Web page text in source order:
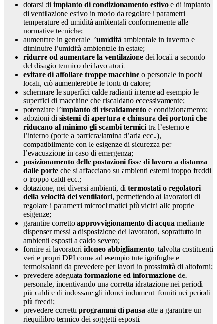
dotarsi di impianto di condizionamento estivo e di impianto
di ventilazione estivo in modo da regolare i parametri
temperature ed umidità ambientali conformemente alle
normative tecniche;
aumentare in generale l’umidità ambientale in inverno e
diminuire l’umidità ambientale in estate;
ridurre od aumentare la ventilazione dei locali a secondo
del disagio termico dei lavoratori;
evitare di affollare troppe macchine o personale in pochi
locali, ciò aumenterebbe le fonti di calore;
schermare le superfici calde radianti interne ad esempio le
superfici di macchine che riscaldano eccessivamente;
potenziare l’impianto di riscaldamento e condizionamento;
adozioni di sistemi di apertura e chiusura dei portoni che
riducano al minimo gli scambi termici tra l’esterno e
l’interno (porte a barriera/lamina d’aria ecc..),
compatibilmente con le esigenze di sicurezza per
l’evacuazione in caso di emergenza;
posizionamento delle postazioni fisse di lavoro a distanza
dalle porte che si affacciano su ambienti esterni troppo freddi
o troppo caldi ecc.;
dotazione, nei diversi ambienti, di termostati o regolatori
della velocità dei ventilatori, permettendo ai lavoratori di
regolare i parametri microclimatici più vicini alle proprie
esigenze;
garantire corretto approvvigionamento di acqua mediante
dispenser messi a disposizione dei lavoratori, soprattutto in
ambienti esposti a caldo severo;
fornire ai lavoratori idoneo abbigliamento, talvolta costituenti
veri e propri DPI come ad esempio tute ignifughe e
termoisolanti da prevedere per lavori in prossimità di altoforni;
prevedere adeguata formazione ed informazione del
personale, incentivando una corretta idratazione nei periodi
più caldi e di indossare gli idonei indumenti forniti nei periodi
più freddi;
prevedere corretti programmi di pausa atte a garantire un
riequilibro termico dei soggetti esposti.